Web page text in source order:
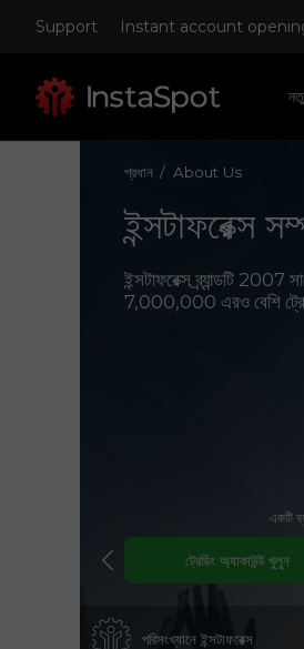
Support Instant account
প্রধান About Us
ইন্সটাফরেক্স
ইন্সটাফরেক্স ব্র্যান্ডটি 2007
7,000,000 এরও বেশি
একটি
ট্রেডিং অ্যাকাউন্ট খুলুন
পরিসংখ্যানে ইন্সটাফরেক্স